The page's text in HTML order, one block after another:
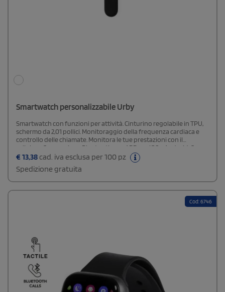
Smartwatch personalizzabile Urby
Smartwatch con funzioni per attività. Cinturino regolabile in TPU,
schermo da 2,01 pollici. Monitoraggio della frequenza cardiaca e
controllo delle chiamate. Monitora le tue prestazioni con il
cellulare. Connessione Bluetooth con APP per iOS e Android. Cavo
di ricarica magnetico incluso. Confezione di design. Dimensioni: cm
€ 13,38 cad. iva esclusa per 100 pz
Spedizione gratuita
Cod: 6746